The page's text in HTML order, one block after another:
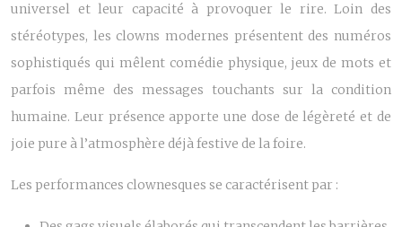
universel et leur capacité à provoquer le rire. Loin des
stéréotypes, les clowns modernes présentent des numéros
sophistiqués qui mêlent comédie physique, jeux de mots et
parfois même des messages touchants sur la condition
humaine. Leur présence apporte une dose de légèreté et de
joie pure à l’atmosphère déjà festive de la foire.
Les performances clownesques se caractérisent par :